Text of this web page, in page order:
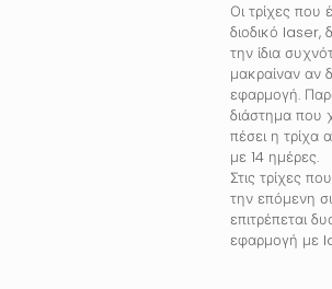
Οι τρίχες που
διοδικό laser,
την ίδια
μακραίναν αν
εφαρμογή.
διάστημα που
πέσει η τρίχα
με 14 ημέρες.
Στις τρίχες
την επόμενη
επιτρέπεται
εφαρμογή με